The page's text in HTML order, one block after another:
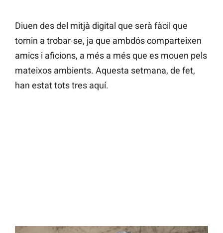
Diuen des del mitjà digital que serà fàcil que
tornin a trobar-se, ja que ambdós comparteixen
amics i aficions, a més a més que es mouen pels
mateixos ambients. Aquesta setmana, de fet,
han estat tots tres aquí.